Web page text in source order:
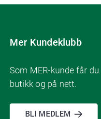
Mer Kundeklubb
Som MER-kunde får
butikk og på nett.
BLI MEDLEM